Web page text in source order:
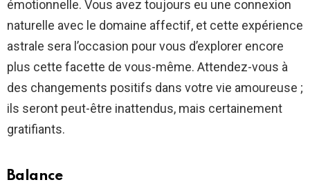
émotionnelle. Vous avez toujours eu une connexion
naturelle avec le domaine affectif, et cette expérience
astrale sera l’occasion pour vous d’explorer encore
plus cette facette de vous-même. Attendez-vous à
des changements positifs dans votre vie amoureuse ;
ils seront peut-être inattendus, mais certainement
gratifiants.
Balance